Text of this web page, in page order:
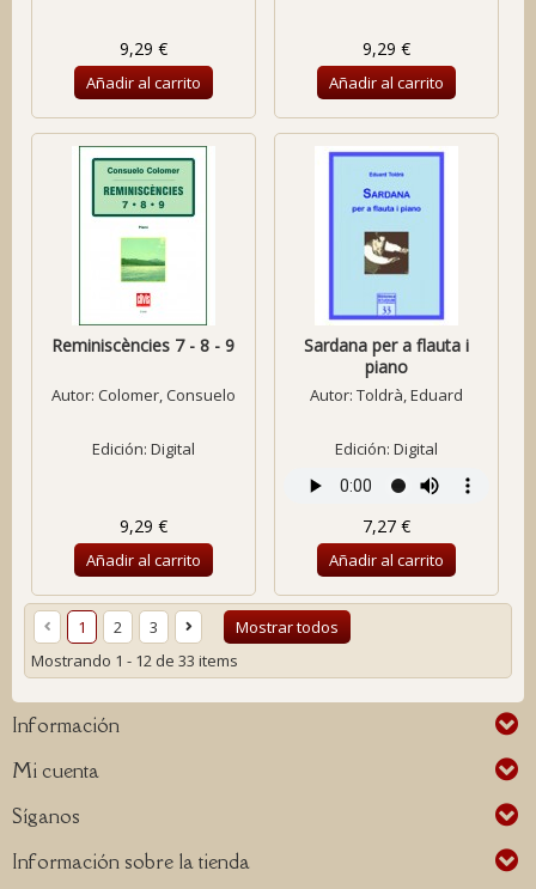
9,29 €
Añadir al carrito
9,29 €
Añadir al carrito
Reminiscències 7 - 8 - 9
Autor: Colomer, Consuelo
Edición: Digital
9,29 €
Añadir al carrito
Sardana per a flauta i
piano
Autor: Toldrà, Eduard
Edición: Digital
7,27 €
Añadir al carrito
Mostrar todos
1 2
3
Mostrando 1 - 12 de 33 items
Información
Mi cuenta
Síganos
Información sobre la tienda